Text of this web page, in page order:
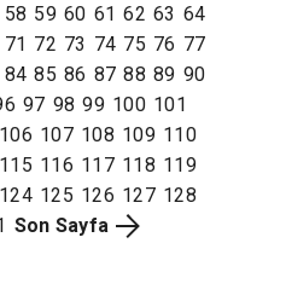
58 59 60 61 62 63 64
71 72 73 74 75 76 77
84 85 86 87 88 89 90
97 98 99 100 101
106 107 108 109 110
115 116 117 118 119
124 125 126 127 128
Son Sayfa